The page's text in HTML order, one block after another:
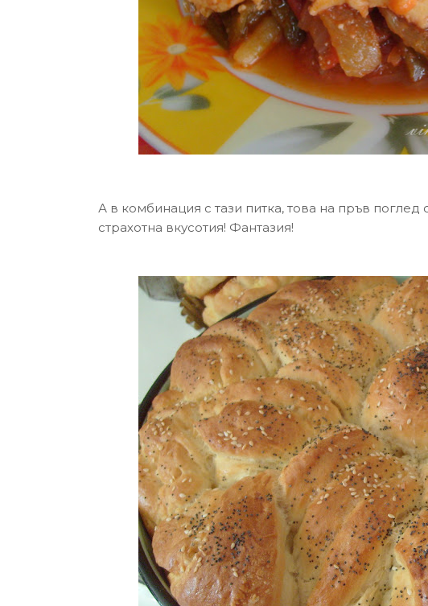
А в комбинация с тази питка, това на пръв
страхотна вкусотия! Фантазия!